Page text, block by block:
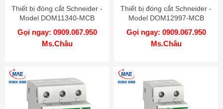
Thiết bị đóng cắt Schneider -
Model DOM11340-MCB
Gọi ngay: 0909.067.950
Ms.Châu
Thiết bị đóng cắt Schneider -
Model DOM12997-MCB
Gọi ngay: 0909.067.950
Ms.Châu